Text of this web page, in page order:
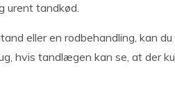
urent tandkød.
eller en rodbehandling, kan
hvis tandlægen kan se, at der